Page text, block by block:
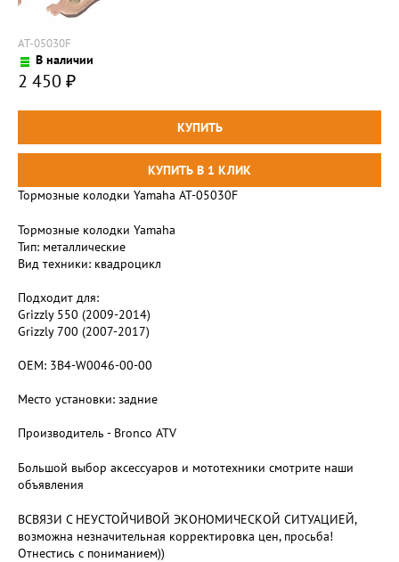
AT-05030F
В наличии
2 450 ₽
Тормозные колодки Yamaha AT-05030F
Тормозные колодки Yamaha
Тип: металлические
Вид техники: квадроцикл
Подходит для:
Grizzly 550 (2009-2014)
Grizzly 700 (2007-2017)
OEM: 3B4-W0046-00-00
Место установки: задние
Производитель - Bronco ATV
Большой выбор аксессуаров и мототехники смотрите наши
объявления
ВСВЯЗИ С НЕУСТОЙЧИВОЙ ЭКОНОМИЧЕСКОЙ СИТУАЦИЕЙ,
возможна незначительная корректировка цен, просьба!
Отнестись с пониманием))